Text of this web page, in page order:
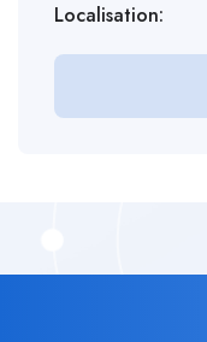
Localisation: